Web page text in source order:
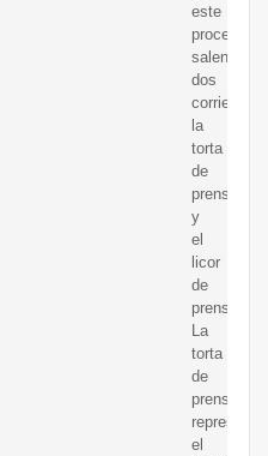
este
proceso
salen
dos
corrientes,
la
torta
de
prensado
y
el
licor
de
prensa;
La
torta
de
prensado
representa
el